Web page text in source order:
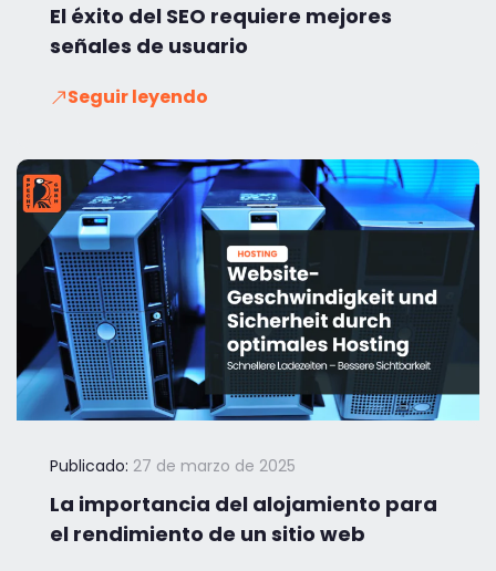
El éxito del SEO requiere mejores
señales de usuario
Seguir leyendo
Publicado: 27 de marzo de 2025
La importancia del alojamiento para
el rendimiento de un sitio web